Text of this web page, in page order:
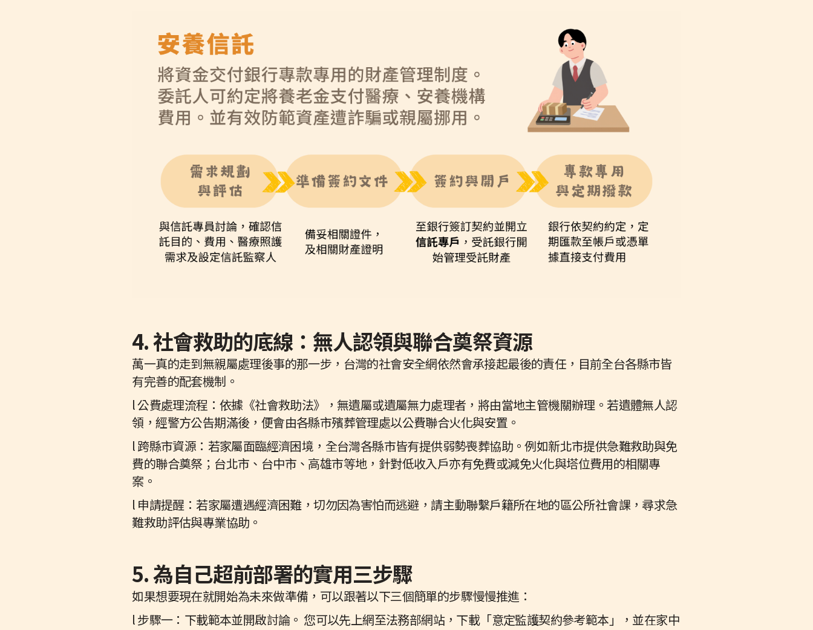
4. 社會救助的底線：無人認領與聯合奠祭資源
萬一真的走到無親屬處理後事的那一步，台灣的社會安全網依然會承接起最後的責任，目前全台各縣市皆
有完善的配套機制。
l 公費處理流程：依據《社會救助法》，無遺屬或遺屬無力處理者，將由當地主管機關辦理。若遺體無人認
領，經警方公告期滿後，便會由各縣市殯葬管理處以公費聯合火化與安置。
l 跨縣市資源：若家屬面臨經濟困境，全台灣各縣市皆有提供弱勢喪葬協助。例如新北市提供急難救助與免
費的聯合奠祭；台北市、台中市、高雄市等地，針對低收入戶亦有免費或減免火化與塔位費用的相關專
案。
l 申請提醒：若家屬遭遇經濟困難，切勿因為害怕而逃避，請主動聯繫戶籍所在地的區公所社會課，尋求急
難救助評估與專業協助。
5. 為自己超前部署的實用三步驟
如果想要現在就開始為未來做準備，可以跟著以下三個簡單的步驟慢慢推進：
l 步驟一：下載範本並開啟討論。 您可以先上網至法務部網站，下載「意定監護契約參考範本」，並在家中